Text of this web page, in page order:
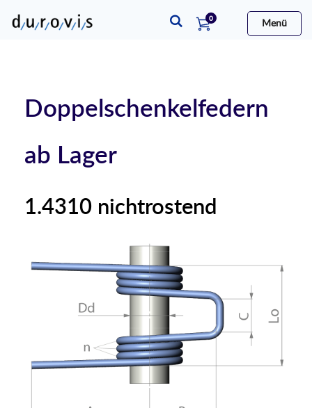
0Artikel
Menü
Doppelschenkelfedern
ab Lager
1.4310 nichtrostend